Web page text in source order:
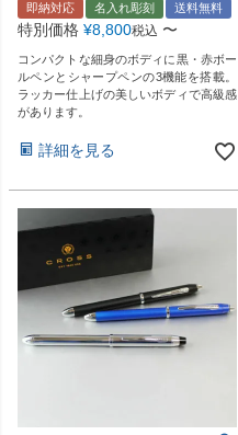
即納対応 名入れ彫刻 送料無料
特別価格 ¥8,800税込 〜
コンパクトな細身のボディに黒・赤ボー
ルペンとシャープペンの3機能を搭載。
ラッカー仕上げの美しいボディで高級感
があります。
詳細を見る